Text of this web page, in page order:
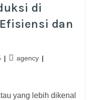
di
dan
agency
yang lebih dikenal